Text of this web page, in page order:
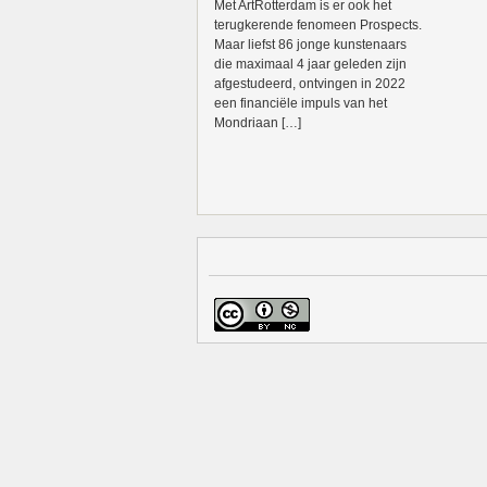
Met ArtRotterdam is er ook het
terugkerende fenomeen Prospects.
Maar liefst 86 jonge kunstenaars
die maximaal 4 jaar geleden zijn
afgestudeerd, ontvingen in 2022
een financiële impuls van het
Mondriaan […]